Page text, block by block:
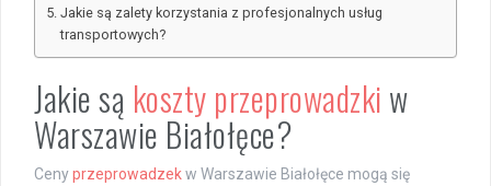
Jakie są zalety korzystania z profesjonalnych usług
transportowych?
Jakie są koszty przeprowadzki w
Warszawie Białołęce?
Cenyprzeprowadzekw Warszawie Białołęce mogą się